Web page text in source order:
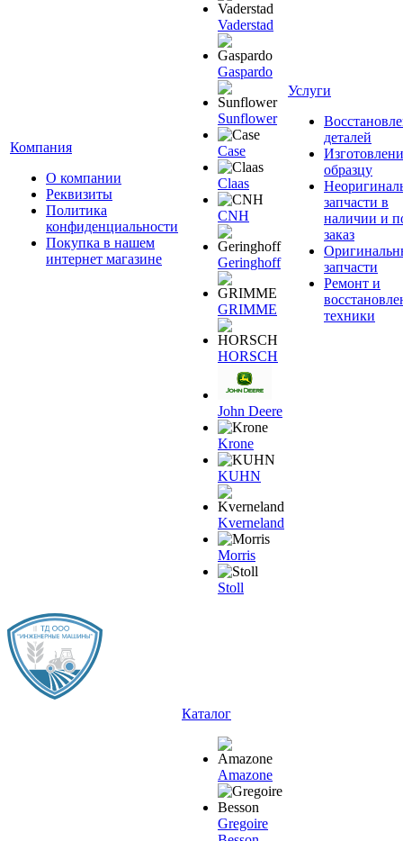
Компания
О компании
Реквизиты
Политика
конфиденциальности
Покупка в нашем
интернет магазине
Vaderstad
Gaspardo
Sunflower
Case
Claas
CNH
Geringhoff
GRIMME
HORSCH
John Deere
Krone
KUHN
Kverneland
Morris
Stoll
Услуги
деталей
образцу
запчасти в
наличии и
заказ
запчасти
Ремонт и
техники
Каталог
Amazone
Gregoire